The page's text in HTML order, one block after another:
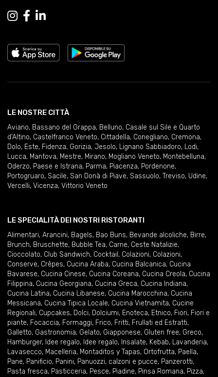
LE NOSTRE CITTÀ
Aviano, Bassano del Grappa, Belluno, Casale sul Sile e Quarto
d'Altino, Castelfranco Veneto, Cittadella, Conegliano, Cremona,
Dolo, Este, Fidenza, Gorizia, Jesolo, Lignano Sabbiadoro, Lodi,
Lucca, Mantova, Mestre, Mirano, Mogliano Veneto, Montebelluna,
Oderzo, Paese e Istrana, Parma, Piacenza, Pordenone,
Portogruaro, Sacile, San Donà di Piave, Sassuolo, Treviso, Udine,
Vercelli, Vicenza, Vittorio Veneto
LE SPECIALITÀ DEI NOSTRI RISTORANTI
Alimentari, Arancini, Bagels, Bao Buns, Bevande alcoliche, Birre,
Brunch, Bruschette, Bubble Tea, Carne, Ceste Natalizie,
Cioccolato, Club Sandwich, Cocktail , Colazioni, Colazioni,
Conserve, Crêpes, Cucina Araba, Cucina Balcanica, Cucina
Bavarese, Cucina Cinese, Cucina Coreana, Cucina Creola, Cucina
Filippina, Cucina Georgiana, Cucina Greca, Cucina Indiana,
Cucina Latina, Cucina Libanese, Cucina Marocchina, Cucina
Messicana, Cucina Tipica Locale, Cucina Vietnamita, Cucine
Regionali, Cupcakes, Dolci, Dolciumi, Enoteca, Etnico, Fiori, Fiori e
piante, Focaccia, Formaggi, Frico, Fritti, Frullati ed Estratti,
Galletto, Gastronomia, Gelato, Giapponese, Gluten free, Greco,
Hamburger, Idee regalo, Idee regalo, Insalate, Kebab, Lavanderia,
Lavasecco, Macelleria, Montaditos y Tapas, Ortofrutta, Paella,
Pane, Panificio, Panini, Panuozzi, calzoni e pucce, Panzerotti,
Pasta fresca, Pasticceria, Pesce, Piadine, Pinsa Romana, Pizza,